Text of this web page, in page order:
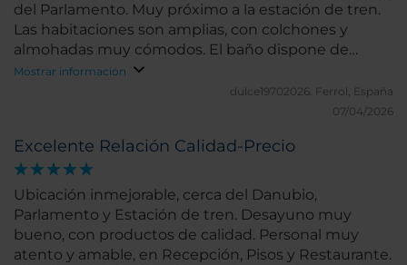
del Parlamento. Muy próximo a la estación de tren.
Las habitaciones son amplias, con colchones y
almohadas muy cómodos. El baño dispone de
bañera y secador. Todo muy limpio y cómodo. El
servicio buffet es correcto y el personal de
Mostrar información
dulce19702026.
Ferrol, España
07/04/2026
Excelente Relación Calidad-Precio
Ubicación inmejorable, cerca del Danubio,
Parlamento y Estación de tren. Desayuno muy
bueno, con productos de calidad. Personal muy
atento y amable, en Recepción, Pisos y Restaurante.